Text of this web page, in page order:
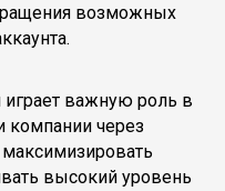
возможных
важную роль в
компании через
высокий уровень